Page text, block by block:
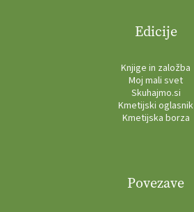
Edicije
Knjige in založba
Moj mali svet
Skuhajmo.si
Kmetijski oglasnik
Kmetijska borza
Povezave